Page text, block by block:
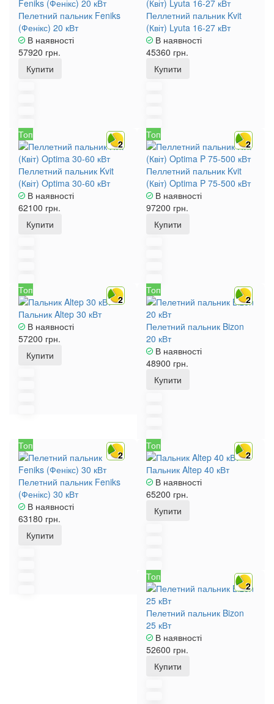
Пелетний пальник Feniks
(Фенікс) 20 кВт
В наявності
57920 грн.
Купити
Пеллетний пальник Kvit
(Квіт) Lyuta 16-27 кВт
В наявності
45360 грн.
Купити
2
Топ
Пеллетний пальник Kvit
(Квіт) Optima 30-60 кВт
В наявності
62100 грн.
Купити
2
Топ
Пеллетний пальник Kvit
(Квіт) Optima P 75-500 кВт
В наявності
97200 грн.
Купити
2
Топ
Пальник Altep 30 кВт
В наявності
57200 грн.
Купити
2
Топ
Пелетний пальник Bizon
20 кВт
В наявності
48900 грн.
Купити
2
Топ
Пелетний пальник Feniks
(Фенікс) 30 кВт
В наявності
63180 грн.
Купити
2
Топ
Пальник Altep 40 кВт
В наявності
65200 грн.
Купити
2
Топ
Пелетний пальник Bizon
25 кВт
В наявності
52600 грн.
Купити